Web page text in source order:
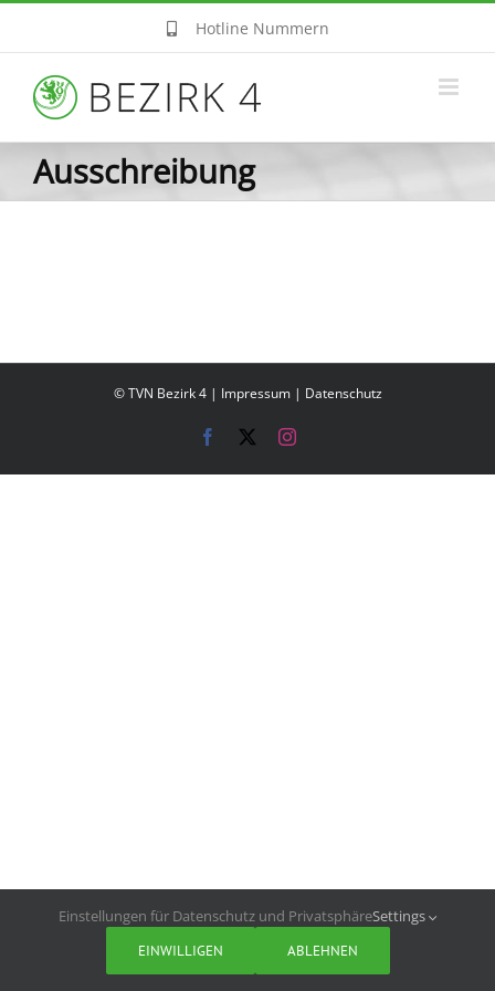
Inhalt
springen
Hotline Nummern
Ausschreibung
© TVN Bezirk 4 | Impressum| Datenschutz
Facebook Instagram
Einstellungen für Datenschutz und PrivatsphäreSettings
EINWILLIGEN ABLEHNEN